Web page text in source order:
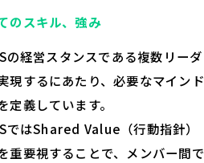
のスキル、強み
の経営スタンスである複数リーダ
現するにあたり、必要なマインド
定義しています。
ではShared Value（行動指針）
重要視することで、メンバー間で